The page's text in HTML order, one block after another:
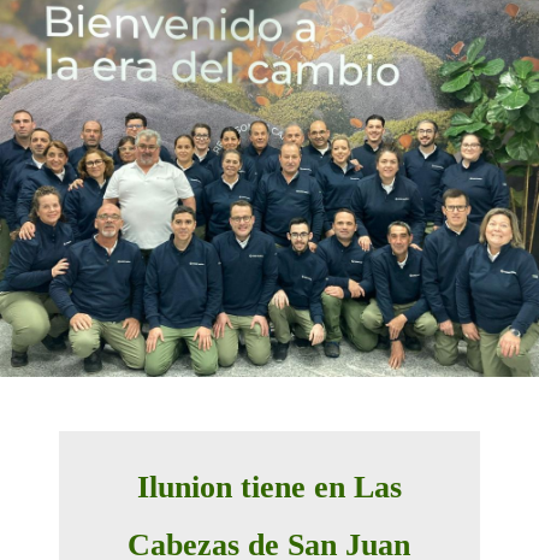
Ilunion tiene en Las
Cabezas de San Juan